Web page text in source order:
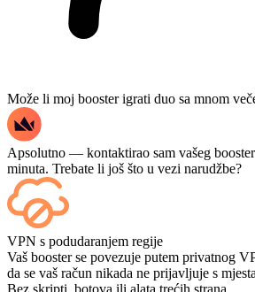
Može li moj booster igrati duo sa mnom
Apsolutno — kontaktirao sam vašeg
minuta. Trebate li još što u vezi narudžbe?
Da — svaki se meč prikazuje na tvojoj
ako želiš gledati same igre, dodaj Streaming
VPN s podudaranjem regije
Vaš booster se povezuje putem privatnog
da se vaš račun nikada ne prijavljuje s
Bez skripti, botova ili alata trećih strana.